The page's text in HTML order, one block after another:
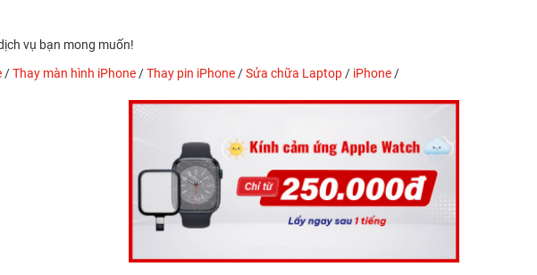
vụ bạn mong muốn!
/Thay màn hình iPhone /Thay pin iPhone /Sửa chữa Laptop / iPhone /